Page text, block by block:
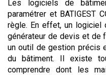
Les logiciels de
paramétrer et BATIGEST
règle. En effet, un logiciel
générateur de devis et de
un outil de gestion précis
du bâtiment. Il existe
comprendre dont les